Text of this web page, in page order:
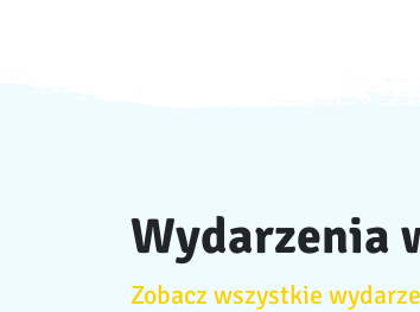
Wydarzenia
Zobacz wszystkie